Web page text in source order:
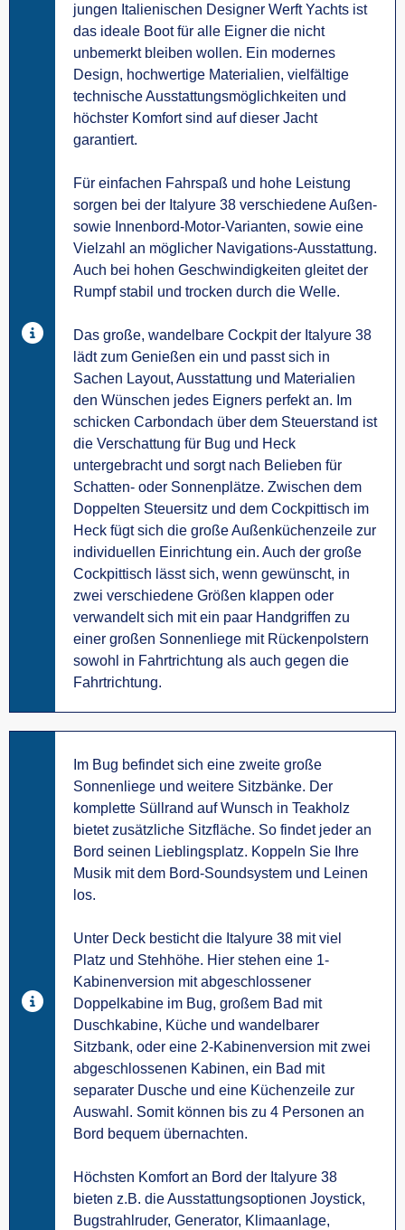
jungen Italienischen Designer Werft Yachts ist
das ideale Boot für alle Eigner die nicht
unbemerkt bleiben wollen. Ein modernes
Design, hochwertige Materialien, vielfältige
technische Ausstattungsmöglichkeiten und
höchster Komfort sind auf dieser Jacht
garantiert.
Für einfachen Fahrspaß und hohe Leistung
sorgen bei der Italyure 38 verschiedene Außen-
sowie Innenbord-Motor-Varianten, sowie eine
Vielzahl an möglicher Navigations-Ausstattung.
Auch bei hohen Geschwindigkeiten gleitet der
Rumpf stabil und trocken durch die Welle.
Das große, wandelbare Cockpit der Italyure 38
lädt zum Genießen ein und passt sich in
Sachen Layout, Ausstattung und Materialien
den Wünschen jedes Eigners perfekt an. Im
schicken Carbondach über dem Steuerstand ist
die Verschattung für Bug und Heck
untergebracht und sorgt nach Belieben für
Schatten- oder Sonnenplätze. Zwischen dem
Doppelten Steuersitz und dem Cockpittisch im
Heck fügt sich die große Außenküchenzeile zur
individuellen Einrichtung ein. Auch der große
Cockpittisch lässt sich, wenn gewünscht, in
zwei verschiedene Größen klappen oder
verwandelt sich mit ein paar Handgriffen zu
einer großen Sonnenliege mit Rückenpolstern
sowohl in Fahrtrichtung als auch gegen die
Fahrtrichtung.
Im Bug befindet sich eine zweite große
Sonnenliege und weitere Sitzbänke. Der
komplette Süllrand auf Wunsch in Teakholz
bietet zusätzliche Sitzfläche. So findet jeder an
Bord seinen Lieblingsplatz. Koppeln Sie Ihre
Musik mit dem Bord-Soundsystem und Leinen
los.
Unter Deck besticht die Italyure 38 mit viel
Platz und Stehhöhe. Hier stehen eine 1-
Kabinenversion mit abgeschlossener
Doppelkabine im Bug, großem Bad mit
Duschkabine, Küche und wandelbarer
Sitzbank, oder eine 2-Kabinenversion mit zwei
abgeschlossenen Kabinen, ein Bad mit
separater Dusche und eine Küchenzeile zur
Auswahl. Somit können bis zu 4 Personen an
Bord bequem übernachten.
Höchsten Komfort an Bord der Italyure 38
bieten z.B. die Ausstattungsoptionen Joystick,
Bugstrahlruder, Generator, Klimaanlage,